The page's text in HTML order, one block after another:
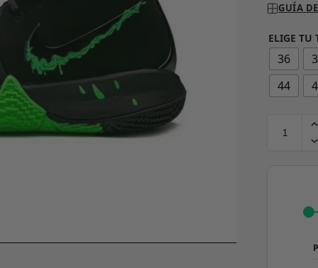
GUÍA
ELIGE TU
36
44